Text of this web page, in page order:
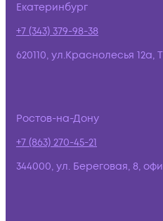
Екатеринбург
+7 (343) 379-98-38
620110, ул.Краснолесья
Ростов-на-Дону
+7 (863) 270-45-21
344000, ул. Береговая, 8,